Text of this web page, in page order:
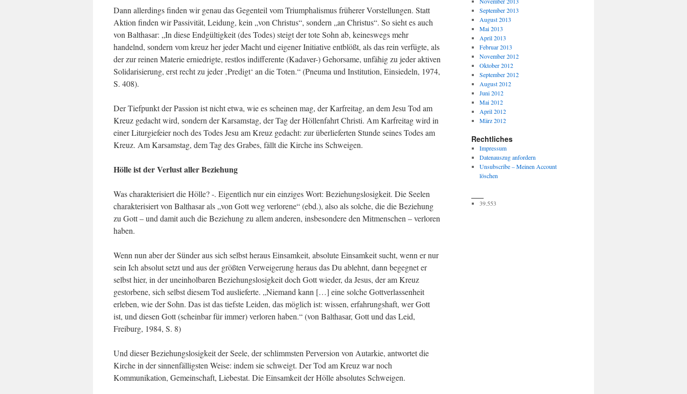
Dann allerdings finden wir genau das Gegenteil vom Triumphalismus früherer Vorstellungen. Statt
Aktion finden wir Passivität, Leidung, kein „von Christus“, sondern „an Christus“. So sieht es auch
von Balthasar: „In diese Endgültigkeit (des Todes) steigt der tote Sohn ab, keineswegs mehr
handelnd, sondern vom kreuz her jeder Macht und eigener Initiative entblößt, als das rein verfügte, als
der zur reinen Materie erniedrigte, restlos indifferente (Kadaver-) Gehorsame, unfähig zu jeder aktiven
Solidarisierung, erst recht zu jeder ‚Predigt‘ an die Toten.“ (Pneuma und Institution, Einsiedeln, 1974,
S. 408).
Der Tiefpunkt der Passion ist nicht etwa, wie es scheinen mag, der Karfreitag, an dem Jesu Tod am
Kreuz gedacht wird, sondern der Karsamstag, der Tag der Höllenfahrt Christi. Am Karfreitag wird in
einer Liturgiefeier noch des Todes Jesu am Kreuz gedacht: zur überlieferten Stunde seines Todes am
Kreuz. Am Karsamstag, dem Tag des Grabes, fällt die Kirche ins Schweigen.
Hölle ist der Verlust aller Beziehung
Was charakterisiert die Hölle? -. Eigentlich nur ein einziges Wort: Beziehungslosigkeit. Die Seelen
charakterisiert von Balthasar als „von Gott weg verlorene“ (ebd.), also als solche, die die Beziehung
zu Gott – und damit auch die Beziehung zu allem anderen, insbesondere den Mitmenschen – verloren
haben.
Wenn nun aber der Sünder aus sich selbst heraus Einsamkeit, absolute Einsamkeit sucht, wenn er nur
sein Ich absolut setzt und aus der größten Verweigerung heraus das Du ablehnt, dann begegnet er
selbst hier, in der uneinholbaren Beziehungslosigkeit doch Gott wieder, da Jesus, der am Kreuz
gestorbene, sich selbst diesem Tod auslieferte. „Niemand kann […] eine solche Gottverlassenheit
erleben, wie der Sohn. Das ist das tiefste Leiden, das möglich ist: wissen, erfahrungshaft, wer Gott
ist, und diesen Gott (scheinbar für immer) verloren haben.“ (von Balthasar, Gott und das Leid,
Freiburg, 1984, S. 8)
Und dieser Beziehungslosigkeit der Seele, der schlimmsten Perversion von Autarkie, antwortet die
Kirche in der sinnenfälligsten Weise: indem sie schweigt. Der Tod am Kreuz war noch
Kommunikation, Gemeinschaft, Liebestat. Die Einsamkeit der Hölle absolutes Schweigen.
September 2013
August 2013
Mai 2013
April 2013
Februar 2013
November 2012
Oktober 2012
September 2012
August 2012
Juni 2012
Mai 2012
April 2012
März 2012
Rechtliches
Impressum
Datenauszug anfordern
Unsubscribe – Meinen Account
löschen
39.553